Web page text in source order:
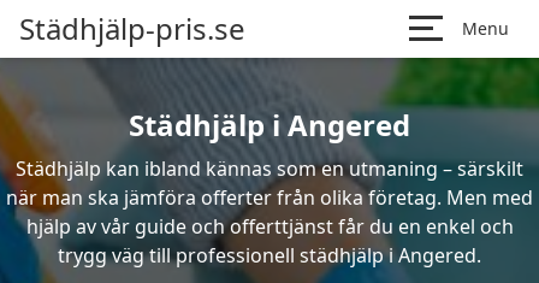
Städhjälp-pris.se Menu
Städhjälp i Angered
Städhjälp kan ibland kännas som en utmaning – särskilt
när man ska jämföra offerter från olika företag. Men med
hjälp av vår guide och offerttjänst får du en enkel och
trygg väg till professionell städhjälp i Angered.